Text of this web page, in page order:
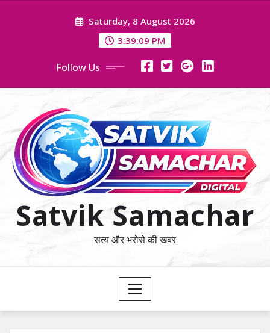
Saturday, 8 August 2026
3:39:11 PM
Follow Us
Satvik Samachar
सत्य और भरोसे की खबर